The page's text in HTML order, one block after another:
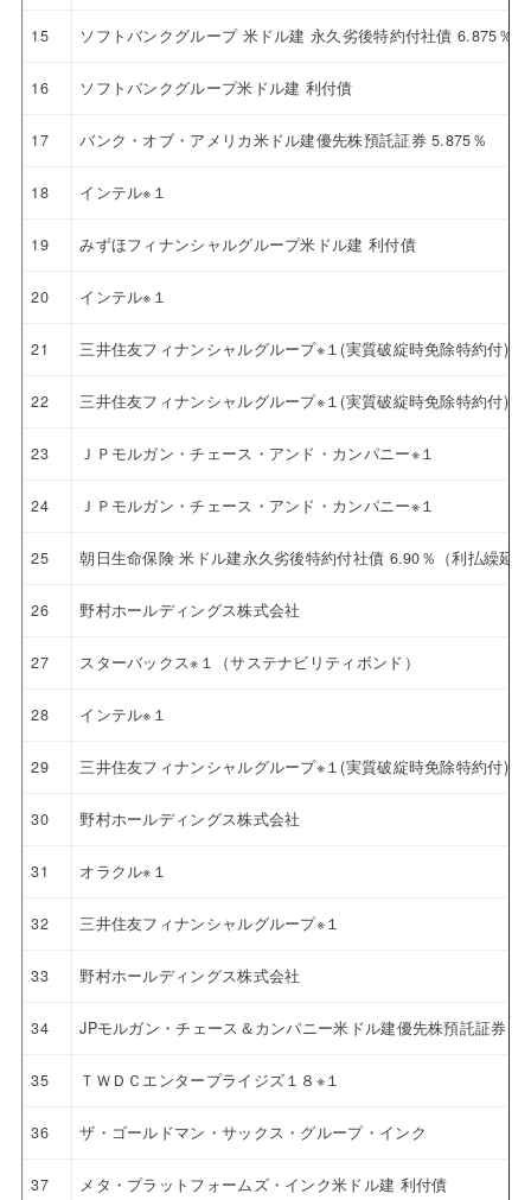
15 ソフトバンクグループ 米ドル建 永久劣後特約付社債 6.875％
16 ソフトバンクグループ米ドル建 利付債
17 バンク・オブ・アメリカ米ドル建優先株預託証券 5.875％
18 インテル※１
19 みずほフィナンシャルグループ米ドル建 利付債
20 インテル※１
21 三井住友フィナンシャルグループ※１(実質破綻時免除特約付)
22 三井住友フィナンシャルグループ※１(実質破綻時免除特約付)
23 ＪＰモルガン・チェース・アンド・カンパニー※１
24 ＪＰモルガン・チェース・アンド・カンパニー※１
25 朝日生命保険 米ドル建永久劣後特約付社債 6.90％（利払繰延
26 野村ホールディングス株式会社
27 スターバックス※１（サステナビリティボンド）
28 インテル※１
29 三井住友フィナンシャルグループ※１(実質破綻時免除特約付)
30 野村ホールディングス株式会社
31 オラクル※１
32 三井住友フィナンシャルグループ※１
33 野村ホールディングス株式会社
34 JPモルガン・チェース＆カンパニー米ドル建優先株預託証券
35 ＴＷＤＣエンタープライジズ１８※１
36 ザ・ゴールドマン・サックス・グループ・インク
37 メタ・プラットフォームズ・インク米ドル建 利付債